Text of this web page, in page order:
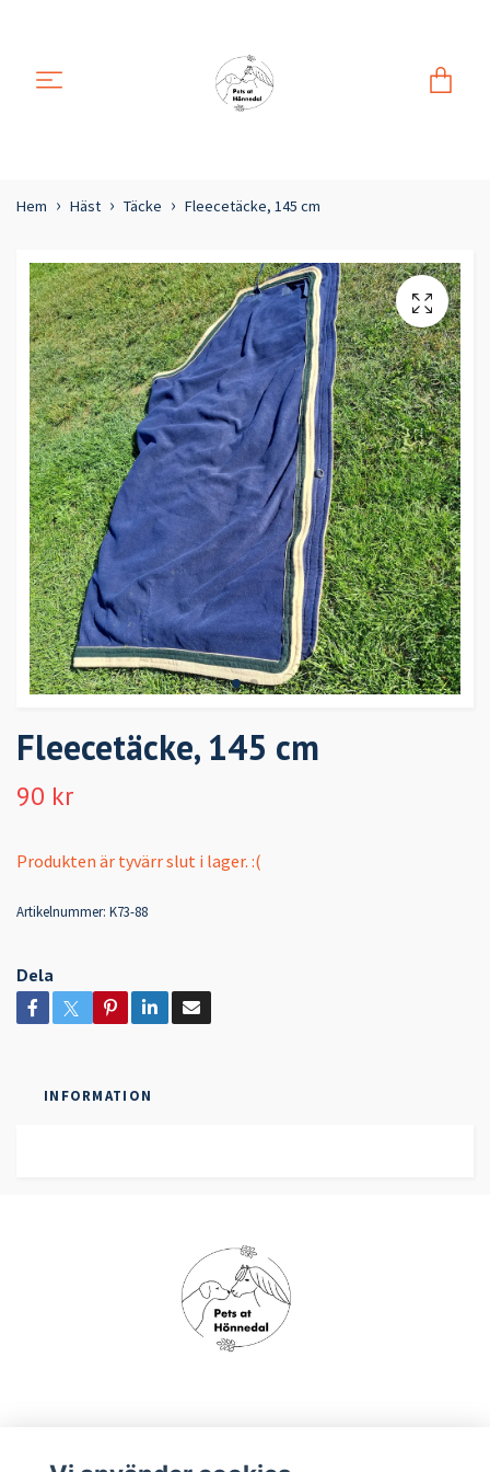
Hem Häst Täcke Fleecetäcke, 145 cm
Fleecetäcke, 145 cm
90 kr
Produkten är tyvärr slut i lager. :(
Artikelnummer: K73-88
Dela
INFORMATION